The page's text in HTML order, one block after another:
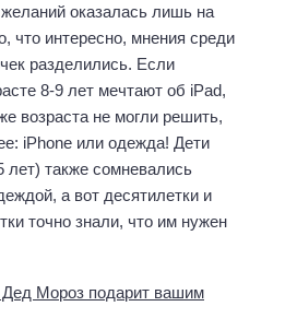
оказалась лишь на
что интересно, мнения среди
разделились. Если
8-9 лет мечтают об iPad,
возраста не могли решить,
iPhone или одежда! Дети
лет) также сомневались
а вот десятилетки и
точно знали, что им нужен
Дед Мороз подарит вашим